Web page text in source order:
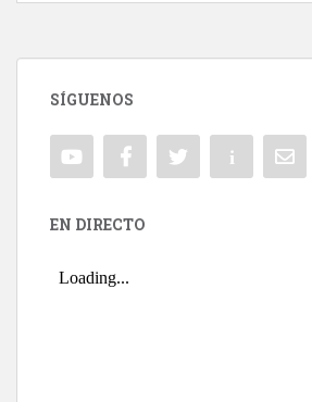
SÍGUENOS
EN DIRECTO